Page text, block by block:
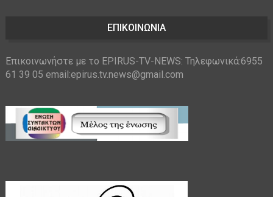
ΕΠΙΚΟΙΝΩΝΙΑ
Επικοινωνήστε με το EPIRUS-TV-NEWS: Τηλεφωνικά:6955
61 39 05 email:epirus.tv.news@gmail.com